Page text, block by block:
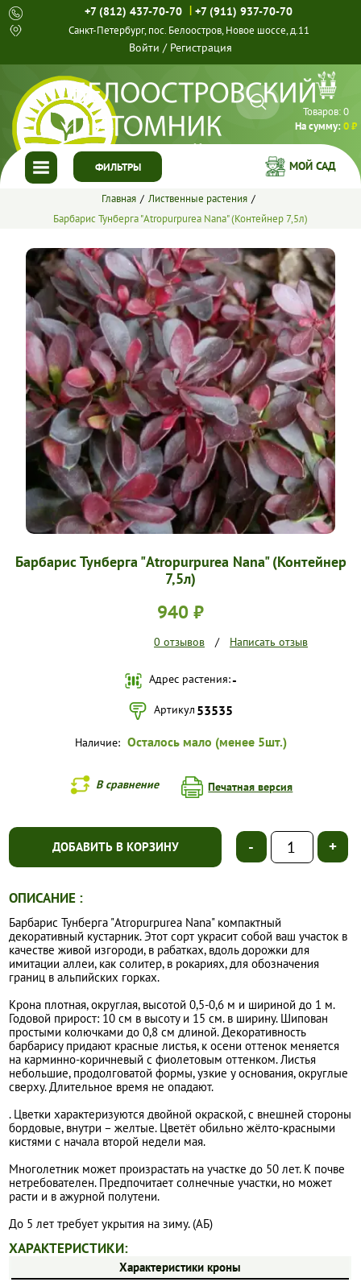
+7 (812) 437-70-70 | +7 (911) 937-70-70
Санкт-Петербург, пос. Белоостров, Новое шоссе, д.11
Войти / Регистрация
Товаров:0
На сумму:0 ₽
ФИЛЬТРЫ
ГЛАВНАЯ
КАТАЛОГ
СПЕЦПРЕДЛОЖЕНИЯ
ГОТОВЫЕ РЕШЕНИЯ
О НАС
УСЛОВИЯ РАБОТЫ
КОНТАКТЫ
МОЙ САД
Главная
Лиственные растения
Барбарис Тунберга "Atropurpurea Nana" (Контейнер 7,5л)
Барбарис Тунберга "Atropurpurea Nana" (Контейнер
7,5л)
940 ₽
0 отзывов / Написать отзыв
Адрес растения:-
Артикул 53535
Наличие: Осталось мало (менее 5шт.)
В сравнение Печатная версия
ДОБАВИТЬ В КОРЗИНУ - +
ОПИСАНИЕ :
Барбарис Тунберга "Atropurpurea Nana" компактный
декоративный кустарник. Этот сорт украсит собой ваш участок в
качестве живой изгороди, в рабатках, вдоль дорожки для
имитации аллеи, как солитер, в рокариях, для обозначения
границ в альпийских горках.
Крона плотная, округлая, высотой 0,5-0,6 м и шириной до 1 м.
Годовой прирост: 10 см в высоту и 15 см. в ширину. Шипован
простыми колючками до 0,8 см длиной. Декоративность
барбарису придают красные листья, к осени оттенок меняется
на карминно-коричневый с фиолетовым оттенком. Листья
небольшие, продолговатой формы, узкие у основания, округлые
сверху. Длительное время не опадают.
. Цветки характеризуются двойной окраской, с внешней стороны
бордовые, внутри – желтые. Цветёт обильно жёлто-красными
кистями с начала второй недели мая.
Многолетник может произрастать на участке до 50 лет. К почве
нетребователен. Предпочитает солнечные участки, но может
расти и в ажурной полутени.
До 5 лет требует укрытия на зиму. (АБ)
ХАРАКТЕРИСТИКИ:
Характеристики кроны